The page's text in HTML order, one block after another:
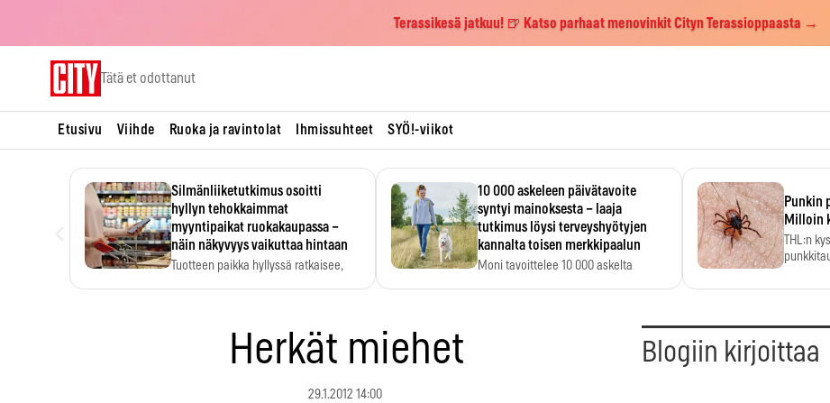
Terassikesä jatkuu! 🍺 Katso parhaat menovinkit Cityn Terassioppaasta →
Tätä et odottanut
Etusivu Viihde Ruoka ja ravintolat Ihmissuhteet SYÖ!-viikot
Silmänliiketutkimus osoitti
hyllyn tehokkaimmat
myyntipaikat ruokakaupassa –
näin näkyvyys vaikuttaa hintaan
Tuotteen paikka hyllyssä ratkaisee,
10 000 askeleen päivätavoite
syntyi mainoksesta – laaja
tutkimus löysi terveyshyötyjen
kannalta toisen merkkipaalun
Moni tavoittelee 10 000 askelta
Punkin
Milloin
THL:n
Herkät miehet
29.1.2012 14:00
Blogiin kirjoittaa